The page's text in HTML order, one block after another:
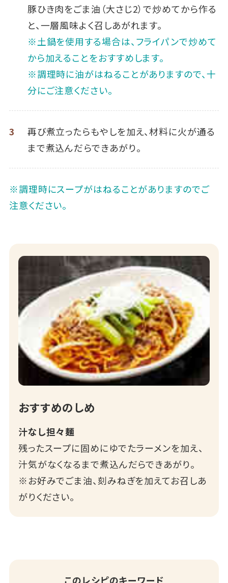
豚ひき肉をごま油（大さじ2）で炒めてから作る
と、一層風味よく召しあがれます。
※土鍋を使用する場合は、フライパンで炒めて
から加えることをおすすめします。
※調理時に油がはねることがありますので、十
分にご注意ください。
3
再び煮立ったらもやしを加え、材料に火が通る
まで煮込んだらできあがり。
※調理時にスープがはねることがありますのでご
注意ください。
おすすめのしめ
汁なし担々麺
残ったスープに固めにゆでたラーメンを加え、
汁気がなくなるまで煮込んだらできあがり。
※お好みでごま油、刻みねぎを加えてお召しあ
がりください。
このレシピのキーワード